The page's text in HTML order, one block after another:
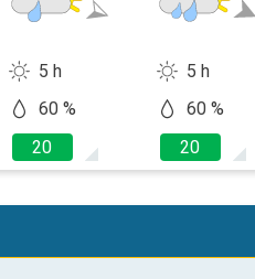
5 h
60 %
20
5 h
60 %
20